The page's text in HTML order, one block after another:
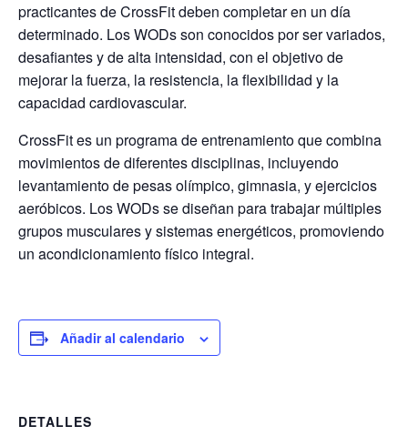
practicantes de CrossFit deben completar en un día
determinado. Los WODs son conocidos por ser variados,
desafiantes y de alta intensidad, con el objetivo de
mejorar la fuerza, la resistencia, la flexibilidad y la
capacidad cardiovascular.
CrossFit es un programa de entrenamiento que combina
movimientos de diferentes disciplinas, incluyendo
levantamiento de pesas olímpico, gimnasia, y ejercicios
aeróbicos. Los WODs se diseñan para trabajar múltiples
grupos musculares y sistemas energéticos, promoviendo
un acondicionamiento físico integral.
Añadir al calendario
DETALLES